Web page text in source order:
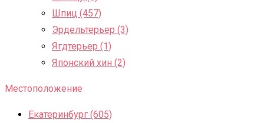
Шпиц (457)
Эрдельтерьер (3)
Ягдтерьер (1)
Японский хин (2)
Местоположение
Екатеринбург (605)